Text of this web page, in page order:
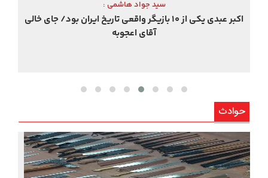
اکبر عبدی درگذشت/ قابی حیرت‌ انگیز از نقش‌آفرینی‌های
اکبر عبدی
حوادث